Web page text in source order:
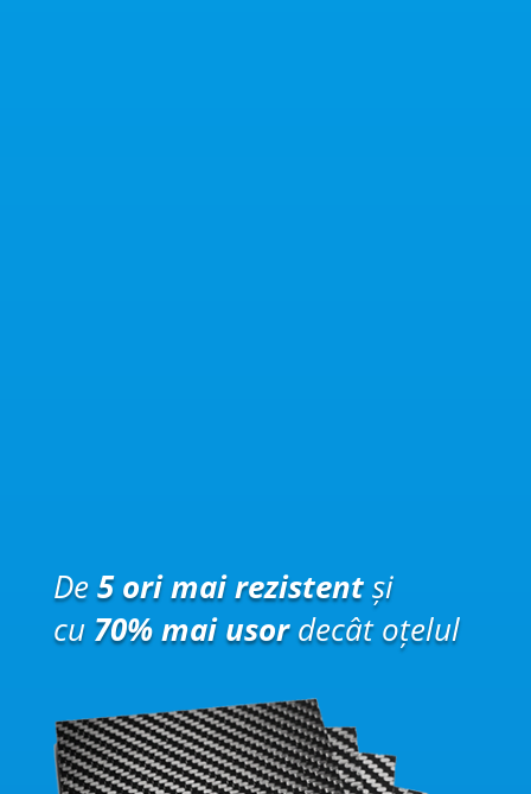
De5 ori mai rezistentși
cu 70% mai usordecât oțelul